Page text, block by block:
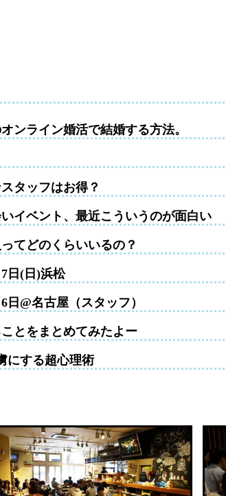
ンライン婚活で結婚する方法。
タッフはお得？
イベント、最近こういうのが面白い
てどのくらいいるの？
7日(日)浜松
日@名古屋（スタッフ）
とをまとめてみたよー
にする超心理術